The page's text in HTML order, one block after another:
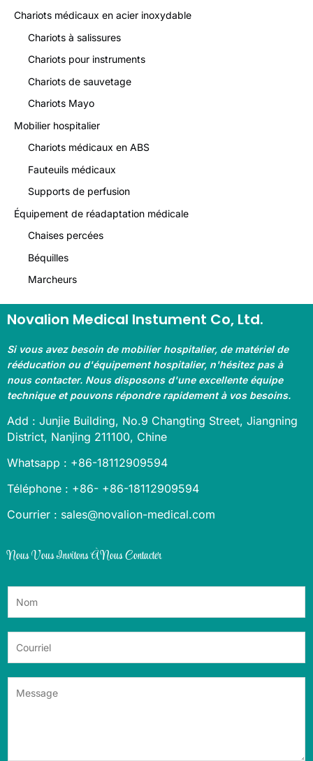
Chariots médicaux en acier inoxydable
Chariots à salissures
Chariots pour instruments
Chariots de sauvetage
Chariots Mayo
Mobilier hospitalier
Chariots médicaux en ABS
Fauteuils médicaux
Supports de perfusion
Équipement de réadaptation médicale
Chaises percées
Béquilles
Marcheurs
Novalion Medical Instument Co, Ltd.
Si vous avez besoin de mobilier hospitalier, de matériel de
rééducation ou d'équipement hospitalier, n'hésitez pas à
nous contacter. Nous disposons d'une excellente équipe
technique et pouvons répondre rapidement à vos besoins.
Add : Junjie Building, No.9 Changting Street, Jiangning
District, Nanjing 211100, Chine
Whatsapp : +86-18112909594
Téléphone : +86- +86-18112909594
Courrier : sales@novalion-medical.com
Nous Vous Invitons À Nous Contacter